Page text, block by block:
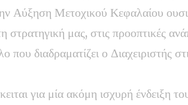
Αύξηση Μετοχικού Κεφαλαίου
στρατηγική μας, στις προοπτικές
που διαδραματίζει ο Διαχειριστής
για μία ακόμη ισχυρή ένδειξη